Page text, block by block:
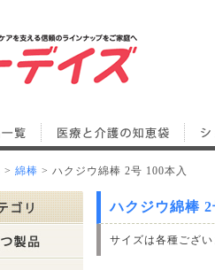
> 綿棒 > ハクジウ綿棒 2号 100本入
ハクジウ綿棒 2
サイズは各種ござ